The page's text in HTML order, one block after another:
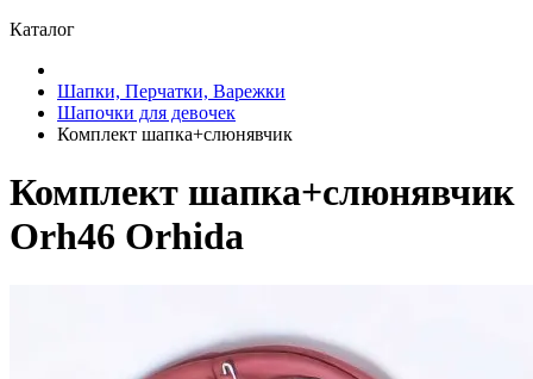
Каталог
Шапки, Перчатки, Варежки
Шапочки для девочек
Комплект шапка+слюнявчик
Комплект шапка+слюнявчик
Orh46 Orhida